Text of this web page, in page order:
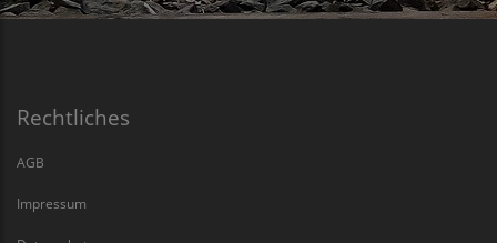
Rechtliches
AGB
Impressum